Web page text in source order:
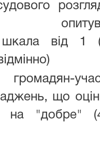
шкала від 1
що
на "добре"